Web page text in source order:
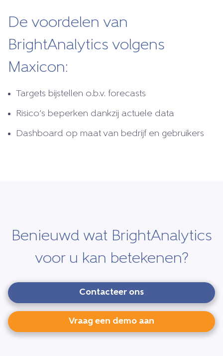
De voordelen van
BrightAnalytics volgens
Maxicon:
Targets bijstellen o.b.v. forecasts
Risico’s beperken dankzij actuele data
Dashboard op maat van bedrijf en gebruikers
Benieuwd wat BrightAnalytics
voor u kan betekenen?
Contacteer ons
Vraag een demo aan